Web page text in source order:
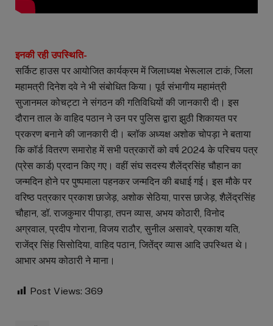
इनकी रही उपस्थिति-
सर्किट हाउस पर आयोजित कार्यक्रम में जिलाध्यक्ष भेरूलाल टाकं, जिला
महामत्री दिनेश दवे ने भी संबोधित किया। पूर्व संभागीय महामंत्री
सुजानमल कोचट्टा ने संगठन की गतिविधियों की जानकारी दी। इस
दौरान ताल के वाहिद पठान ने उन पर पुलिस द्वारा झुठी शिकायत पर
प्रकरण बनाने की जानकारी दी। ब्लॉक अध्यक्ष अशोक चोपड़ा ने बताया
कि कॉर्ड वितरण समारोह में सभी पत्रकारों को वर्ष 2024 के परिचय पत्र
(प्रेस कार्ड) प्रदान किए गए। वहीं संघ सदस्य शैलेंद्रसिंह चौहान का
जन्मदिन होने पर पुष्पमाला पहनकर जन्मदिन की बधाई गई। इस मौके पर
वरिष्ठ पत्रकार प्रकाश छाजेड़, अशोक सेठिया, पारस छाजेड़, शैलेंद्रसिंह
चौहान, डॉ. राजकुमार पीपाड़ा, तपन व्यास, अभय कोठारी, विनोद
अग्रवाल, प्रदीप गोराना, विजय राठौर, सुनील असावरे, प्रकाश यति,
राजेंद्र सिंह सिसोदिया, वाहिद पठान, जितेंद्र व्यास आदि उपस्थित थे।
आभार अभय कोठारी ने माना।
Post Views: 369